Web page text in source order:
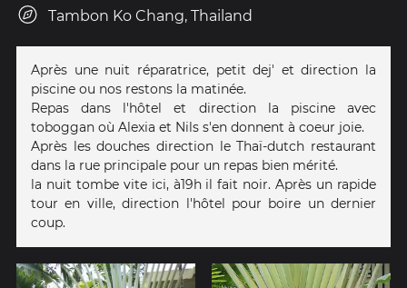
Tambon Ko Chang, Thailand
Après une nuit réparatrice, petit dej' et direction la
piscine ou nos restons la matinée.
Repas dans l'hôtel et direction la piscine avec
toboggan où Alexia et Nils s'en donnent à coeur joie.
Après les douches direction le Thaï-dutch restaurant
dans la rue principale pour un repas bien mérité.
la nuit tombe vite ici, à19h il fait noir. Après un rapide
tour en ville, direction l'hôtel pour boire un dernier
coup.